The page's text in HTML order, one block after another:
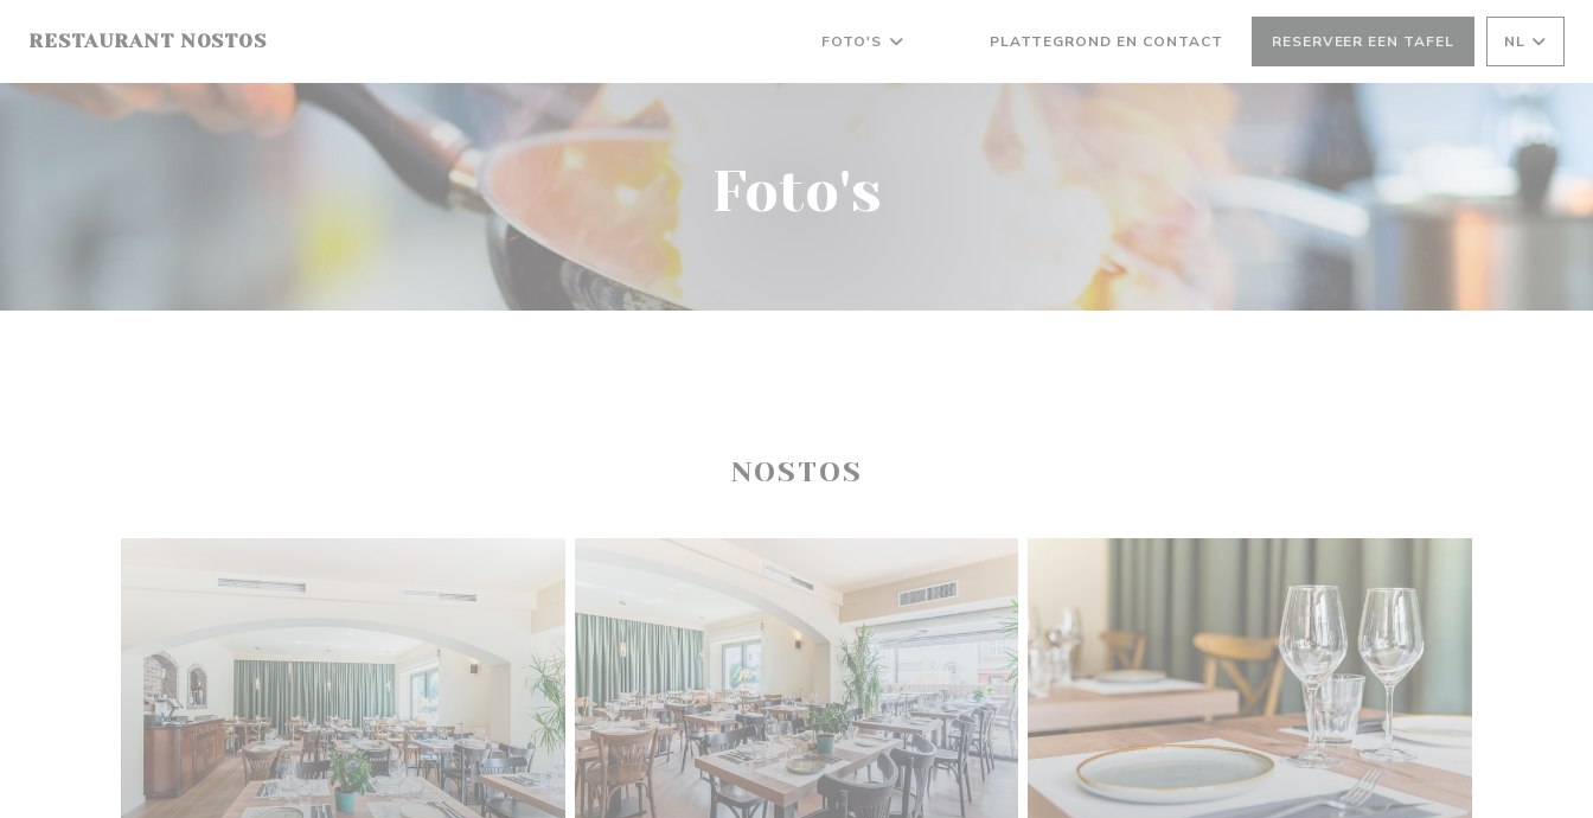
RESTAURANT NOSTOS FOTO'S PLATTEGROND EN CONTACT RESERVEER EEN TAFEL NL
Foto's
NOSTOS